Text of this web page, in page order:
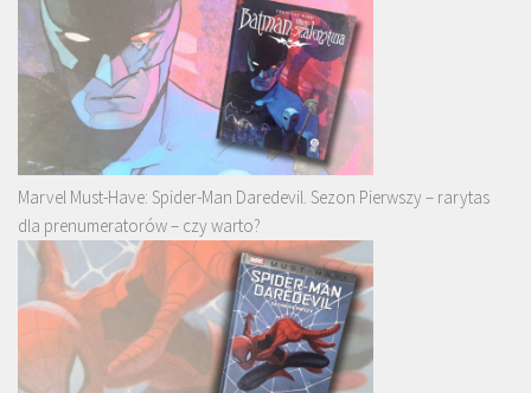
Marvel Must-Have: Spider-Man Daredevil. Sezon Pierwszy – rarytas
dla prenumeratorów – czy warto?